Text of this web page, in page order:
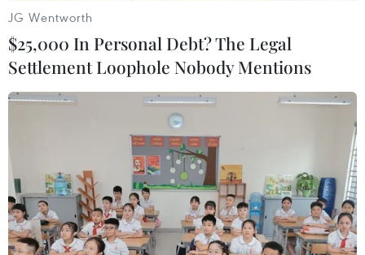
JG Wentworth
$25,000 In Personal Debt? The Legal
Settlement Loophole Nobody Mentions